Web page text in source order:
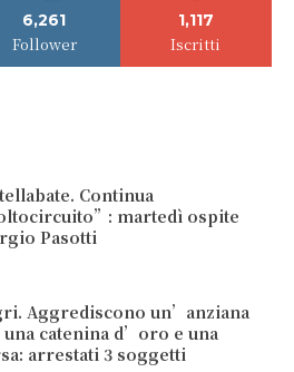
6,261
Follower
1,117
Iscritti
Continua
martedì ospite
Pasotti
Aggrediscono un’anziana
catenina d’oro e una
arrestati 3 soggetti